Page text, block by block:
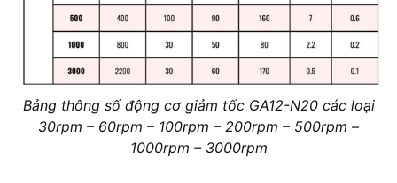
Bảng thông số động cơ giảm tốc GA12-N20 các loại
30rpm – 60rpm – 100rpm – 200rpm – 500rpm –
1000rpm – 3000rpm